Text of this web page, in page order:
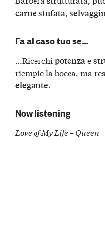
carne stufata,
Fa al caso tuo se…
…Ricerchipotenzae
riempie la bocca, ma
elegante.
Now listening
Love of My Life – Queen